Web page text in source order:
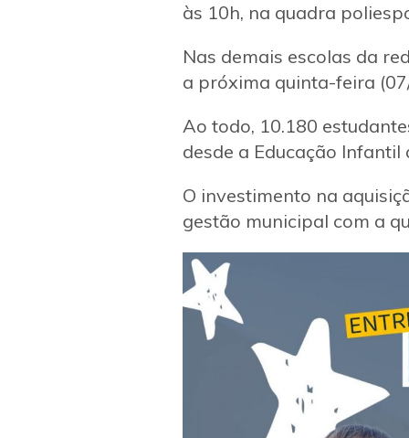
às 10h, na quadra
Nas demais escolas da
a próxima quinta-feira
Ao todo, 10.180
desde a Educação Infantil
O investimento na
gestão municipal com a